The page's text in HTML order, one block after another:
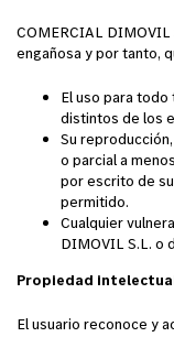
COMERCIAL
engañosa y por tanto,
El uso para
distintos de los
Su
o parcial a
por escrito de
permitido.
Cualquier
DIMOVIL S.L. o
Propiedad
El usuario reconoce y